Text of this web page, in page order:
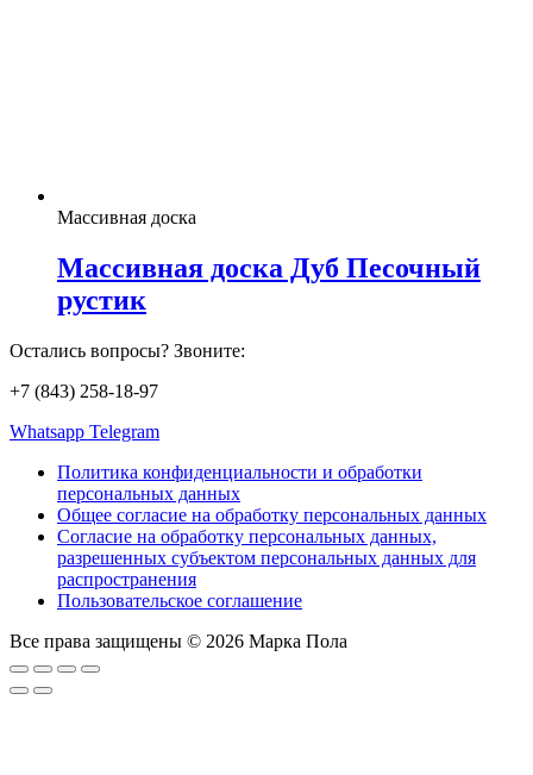
Массивная доска
Массивная доска Дуб Песочный
рустик
Остались вопросы? Звоните:
+7 (843) 258-18-97
Whatsapp Telegram
Политика конфиденциальности и обработки
персональных данных
Общее согласие на обработку персональных данных
Согласие на обработку персональных данных,
разрешенных субъектом персональных данных для
распространения
Пользовательское соглашение
Все права защищены © 2026 Марка Пола